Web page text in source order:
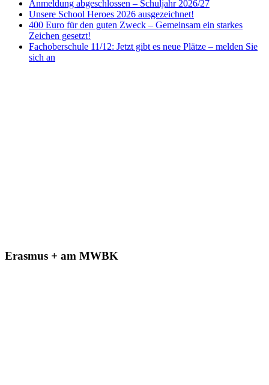
Anmeldung abgeschlossen – Schuljahr 2026/27
Unsere School Heroes 2026 ausgezeichnet!
400 Euro für den guten Zweck – Gemeinsam ein starkes
Zeichen gesetzt!
Fachoberschule 11/12: Jetzt gibt es neue Plätze – melden Sie
sich an
Erasmus + am MWBK